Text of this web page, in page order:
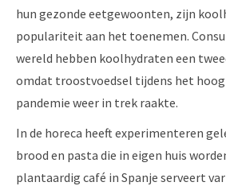
hun gezonde eetgewoonten, zijn
populariteit aan het toenemen.
wereld hebben koolhydraten een
omdat troostvoedsel tijdens het
pandemie weer in trek raakte.
In de horeca heeft experimenteren
brood en pasta die in eigen huis
plantaardig café in Spanje serveert